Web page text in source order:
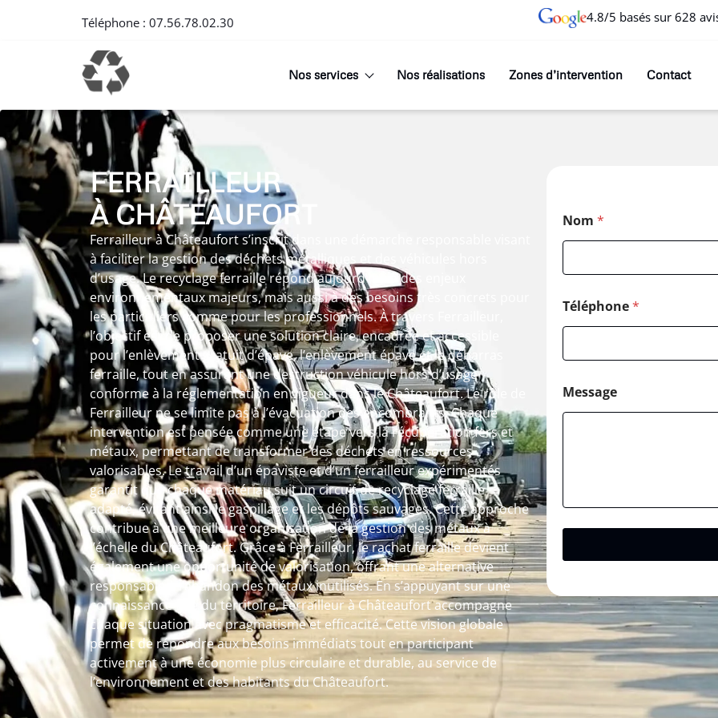
Téléphone : 07.56.78.02.30 4.8/5 basés sur 628
Nos services Nos réalisations Zones d’intervention Contact
FERRAILLEUR
À CHÂTEAUFORT
Ferrailleur à Châteaufort s’inscrit dans une démarche responsable visant
à faciliter la gestion des déchets métalliques et des véhicules hors
d’usage. Le recyclage ferraille répond aujourd’hui à des enjeux
environnementaux majeurs, mais aussi à des besoins très concrets pour
les particuliers comme pour les professionnels. À travers Ferrailleur,
l’objectif est de proposer une solution claire, encadrée et accessible
pour l’enlèvement gratuit d’épave, l’enlèvement épave et le débarras
ferraille, tout en assurant une destruction véhicule hors d’usage
conforme à la réglementation en vigueur dans le Châteaufort. Le rôle de
Ferrailleur ne se limite pas à l’évacuation des encombrants. Chaque
intervention est pensée comme une étape vers la récupération fers et
métaux, permettant de transformer des déchets en ressources
valorisables. Le travail d’un épaviste et d’un ferrailleur expérimentés
garantit que chaque matériau suit un circuit de recyclage ferraille
adapté, évitant ainsi le gaspillage et les dépôts sauvages. Cette approche
contribue à une meilleure organisation de la gestion des métaux à
l’échelle du Châteaufort. Grâce à Ferrailleur, le rachat ferraille devient
également une opportunité de valorisation, offrant une alternative
responsable à l’abandon des métaux inutilisés. En s’appuyant sur une
connaissance fine du territoire, Ferrailleur à Châteaufort accompagne
chaque situation avec pragmatisme et efficacité. Cette vision globale
permet de répondre aux besoins immédiats tout en participant
activement à une économie plus circulaire et durable, au service de
l’environnement et des habitants du Châteaufort.
Nom *
Téléphone*
Message